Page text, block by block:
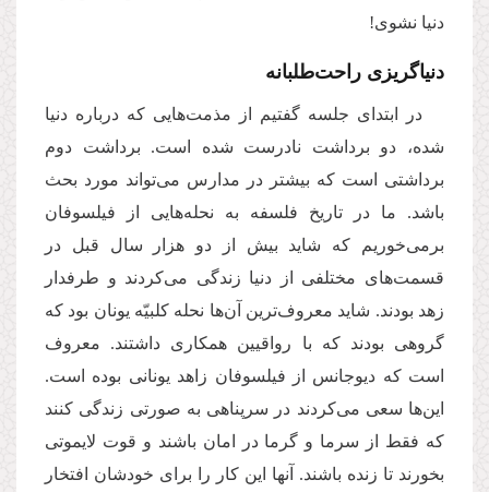
دنیا نشوی!
دنیاگریزی راحت‌طلبانه
در ابتدای جلسه گفتیم از مذمت‌هایی که درباره دنیا
شده، دو برداشت نادرست شده است. برداشت دوم
برداشتی است که بیشتر در مدارس می‌تواند مورد بحث
باشد. ما در تاریخ فلسفه به نحله‌هایی از فیلسوفان
برمی‌خوریم که شاید بیش از دو هزار سال قبل در
قسمت‌های مختلفی از دنیا زندگی می‌کردند و طرفدار
زهد بودند. شاید معروف‌ترین‌ آن‌ها نحله کلبیّه یونان بود که
گروهی بودند که با رواقیین همکاری داشتند. معروف
است که دیوجانس از فیلسوفان زاهد یونانی بوده است.
این‌ها سعی می‌کردند در سرپناهی به صورتی زندگی کنند
که فقط از سرما و گرما در امان باشند و قوت لایموتی
بخورند تا زنده باشند. آنها این کار را برای خودشان افتخار